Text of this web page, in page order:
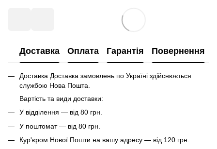
Доставка Оплата Гарантія Повернення
Доставка Доставка замовлень по Україні здійснюється
службою Нова Пошта.
Вартість та види доставки:
У відділення — від 80 грн.
У поштомат — від 80 грн.
Кур'єром Нової Пошти на вашу адресу — від 120 грн.